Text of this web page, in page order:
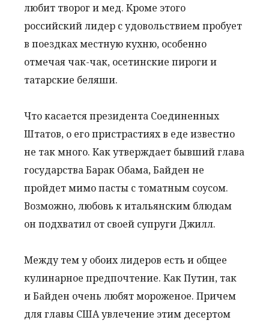
любит творог и мед. Кроме этого
российский лидер с удовольствием пробует
в поездках местную кухню, особенно
отмечая чак-чак, осетинские пироги и
татарские беляши.
Что касается президента Соединенных
Штатов, о его пристрастиях в еде известно
не так много. Как утверждает бывший глава
государства Барак Обама, Байден не
пройдет мимо пасты с томатным соусом.
Возможно, любовь к итальянским блюдам
он подхватил от своей супруги Джилл.
Между тем у обоих лидеров есть и общее
кулинарное предпочтение. Как Путин, так
и Байден очень любят мороженое. Причем
для главы США увлечение этим десертом